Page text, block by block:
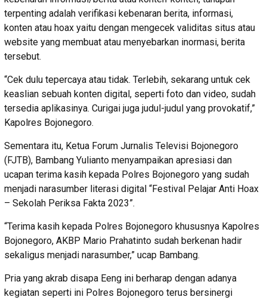
terpenting adalah verifikasi kebenaran berita, informasi,
konten atau hoax yaitu dengan mengecek validitas situs atau
website yang membuat atau menyebarkan inormasi, berita
tersebut.
“Cek dulu tepercaya atau tidak. Terlebih, sekarang untuk cek
keaslian sebuah konten digital, seperti foto dan video, sudah
tersedia aplikasinya. Curigai juga judul-judul yang provokatif,”
Kapolres Bojonegoro.
Sementara itu, Ketua Forum Jurnalis Televisi Bojonegoro
(FJTB), Bambang Yulianto menyampaikan apresiasi dan
ucapan terima kasih kepada Polres Bojonegoro yang sudah
menjadi narasumber literasi digital “Festival Pelajar Anti Hoax
– Sekolah Periksa Fakta 2023”.
“Terima kasih kepada Polres Bojonegoro khususnya Kapolres
Bojonegoro, AKBP Mario Prahatinto sudah berkenan hadir
sekaligus menjadi narasumber,” ucap Bambang.
Pria yang akrab disapa Eeng ini berharap dengan adanya
kegiatan seperti ini Polres Bojonegoro terus bersinergi